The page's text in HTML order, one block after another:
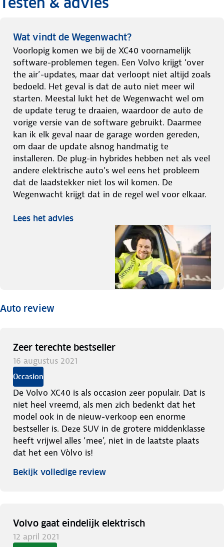
Wat vindt de Wegenwacht?
Voorlopig komen we bij de XC40 voornamelijk
software-problemen tegen. Een Volvo krijgt ‘over
the air’-updates, maar dat verloopt niet altijd zoals
bedoeld. Het geval is dat de auto niet meer wil
starten. Meestal lukt het de Wegenwacht wel om
de update terug te draaien, waardoor de auto de
vorige versie van de software gebruikt. Daarmee
kan ik elk geval naar de garage worden gereden,
om daar de update alsnog handmatig te
installeren. De plug-in hybrides hebben net als veel
andere elektrische auto’s wel eens het probleem
dat de laadstekker niet los wil komen. De
Wegenwacht krijgt dat in de regel wel voor elkaar.
Lees het advies
Auto review
Zeer terechte bestseller
16 augustus 2021
Occasion
De Volvo XC40 is als occasion zeer populair. Dat is
niet heel vreemd, als men zich bedenkt dat het
model ook in de nieuw-verkoop een enorme
bestseller is. Deze SUV in de grotere middenklasse
heeft vrijwel alles ‘mee’, niet in de laatste plaats
dat het een Vòlvo is!
Bekijk volledige review
Volvo gaat eindelijk elektrisch
12 april 2021